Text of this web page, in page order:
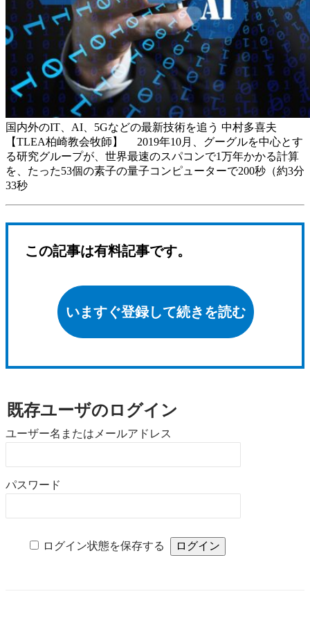
国内外のIT、AI、5Gなどの最新技術を追う 中村多喜夫
【TLEA柏崎教会牧師】 2019年10月、グーグルを中心とす
る研究グループが、世界最速のスパコンで1万年かかる計算
を、たった53個の素子の量子コンピューターで200秒（約3分
33秒
この記事は有料記事です。
いますぐ登録して続きを読む
既存ユーザのログイン
ユーザー名またはメールアドレス
パスワード
ログイン状態を保存する